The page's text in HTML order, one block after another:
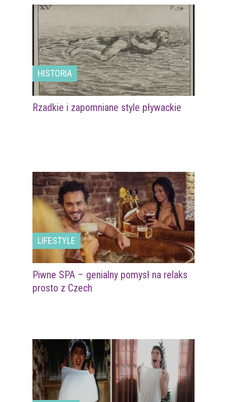
HISTORIA
Rzadkie i zapomniane style pływackie
LIFESTYLE
Piwne SPA – genialny pomysł na relaks
prosto z Czech